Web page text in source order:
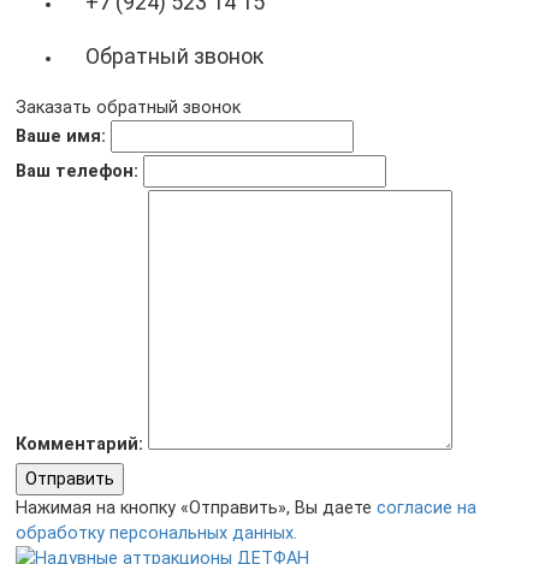
Обратный звонок
Заказать обратный звонок
Ваше имя:
Ваш телефон:
Комментарий:
Отправить
Нажимая на кнопку «Отправить», Вы даете согласие на
обработку персональных данных.